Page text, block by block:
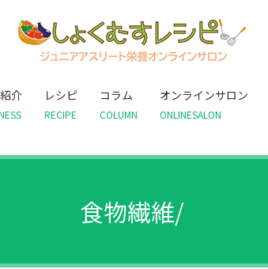
介 レシピ
RECIPE
コラム
COLUMN
オンラインサロン
ONLINESALON
食物繊維/